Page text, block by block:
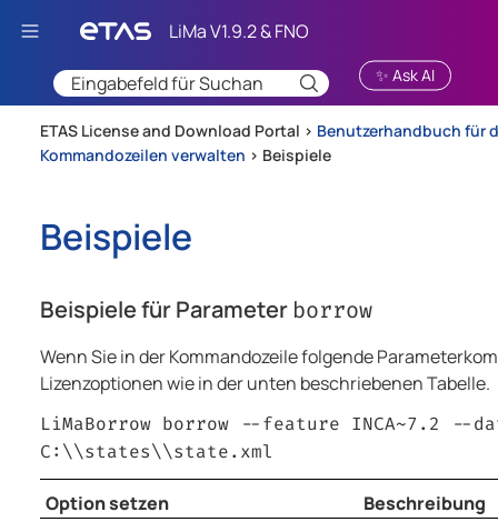
Zu Hauptinhalt springen
✨ Ask AI
ETAS License and Download Portal > Benutzerhandbuch für
Kommandozeilen verwalten > Beispiele
Beispiele
Beispiele für Parameter borrow
Wenn Sie in der Kommandozeile folgende
Lizenzoptionen wie in der unten beschriebenen Tabelle.
LiMaBorrow borrow --feature INCA~7.2 --
C:\\states\\state.xml
Option setzen Beschreibung